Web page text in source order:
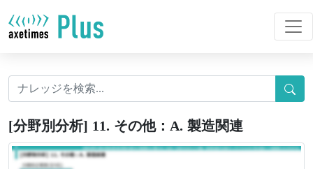
[分野別分析] 11. その他：A. 製造関連